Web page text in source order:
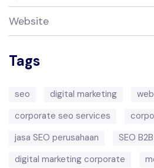
Website
Tags
seo digital marketing
corporate seo services
jasa SEO perusahaan
SEO B2B
digital marketing corporate